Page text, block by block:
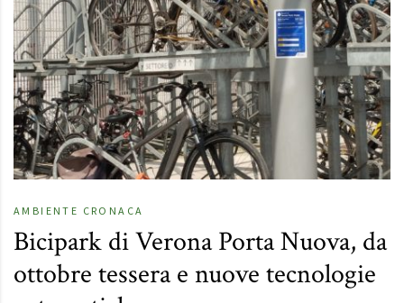
AMBIENTE CRONACA
Bicipark di Verona Porta Nuova, da
ottobre tessera e nuove tecnologie